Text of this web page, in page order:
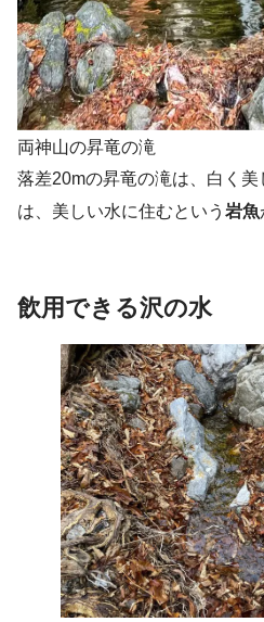
両神山の昇竜の滝
落差20mの昇竜の滝は、白く
は、美しい水に住むという 岩魚
飲用 できる沢の水